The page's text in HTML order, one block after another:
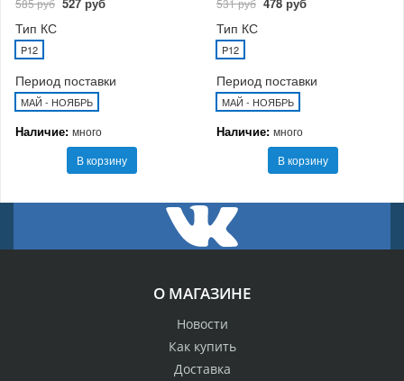
Тип КС
P12
Период поставки
МАЙ - НОЯБРЬ
Наличие: много
В корзину
Тип КС
P12
Период поставки
МАЙ - НОЯБРЬ
Наличие: много
В корзину
О МАГАЗИНЕ
Новости
Как купить
Доставка